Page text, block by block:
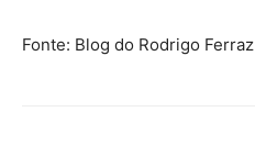
Fonte: Blog do Rodrigo Ferraz